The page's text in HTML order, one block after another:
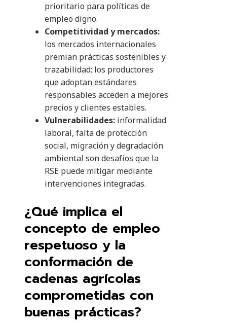
prioritario para políticas de
empleo digno.
Competitividad y mercados:
los mercados internacionales
premian prácticas sostenibles y
trazabilidad; los productores
que adoptan estándares
responsables acceden a mejores
precios y clientes estables.
Vulnerabilidades: informalidad
laboral, falta de protección
social, migración y degradación
ambiental son desafíos que la
RSE puede mitigar mediante
intervenciones integradas.
¿Qué implica el
concepto de empleo
respetuoso y la
conformación de
cadenas agrícolas
comprometidas con
buenas prácticas?